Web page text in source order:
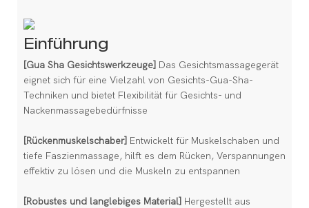
Einführung
[Gua Sha Gesichtswerkzeuge] Das Gesichtsmassagegerät
eignet sich für eine Vielzahl von Gesichts-Gua-Sha-
Techniken und bietet Flexibilität für Gesichts- und
Nackenmassagebedürfnisse
[Rückenmuskelschaber] Entwickelt für Muskelschaben und
tiefe Faszienmassage, hilft es dem Rücken, Verspannungen
effektiv zu lösen und die Muskeln zu entspannen
[Robustes und langlebiges Material] Hergestellt aus